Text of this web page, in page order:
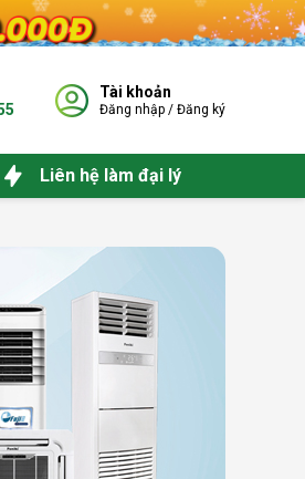
Tài khoản
Đăng nhập / Đăng ký
Liên hệ làm đại lý